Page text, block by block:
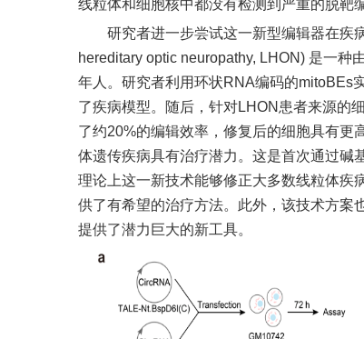
线粒体和细胞核中都没有检测到严重的脱靶
研究者进一步尝试这一新型编辑器在疾
hereditary optic neuropathy, LHON) 是一种
年人。研究者利用环状RNA编码的mitoBEs
了疾病模型。随后，针对LHON患者来源的
了约20%的编辑效率，修复后的细胞具有更
体遗传疾病具有治疗潜力。这是首次通过碱
理论上这一新技术能够修正大多数线粒体疾
供了有希望的治疗方法。此外，该技术方案
提供了潜力巨大的新工具。